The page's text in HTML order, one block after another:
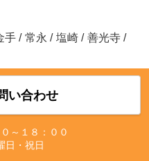
手 / 常永 / 塩崎 / 善光寺 /
い合わせ
～１８：００
日・祝日